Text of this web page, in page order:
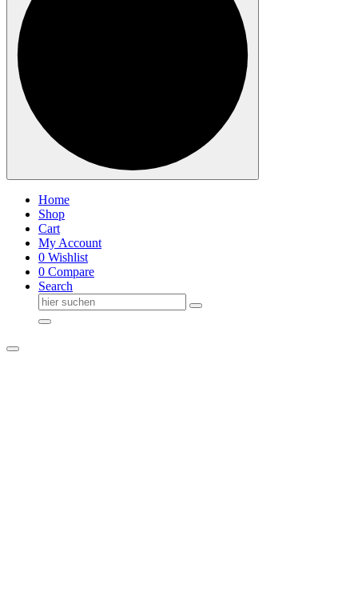
Home
Shop
Cart
My Account
0 Wishlist
0 Compare
Search
Suche
nach: